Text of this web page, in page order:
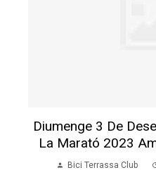
Diumenge 3 De
La Marató 2023
Bici Terrassa Club